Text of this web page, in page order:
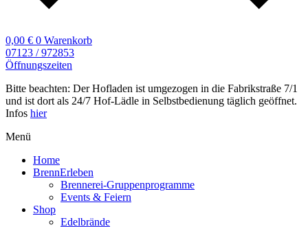
0,00 € 0 Warenkorb
07123 / 972853
Öffnungszeiten
Bitte beachten: Der Hofladen ist umgezogen in die Fabrikstraße 7/1
und ist dort als 24/7 Hof-Lädle in Selbstbedienung täglich geöffnet.
Infos hier
Menü
Home
BrennErleben
Brennerei-Gruppenprogramme
Events & Feiern
Shop
Edelbrände